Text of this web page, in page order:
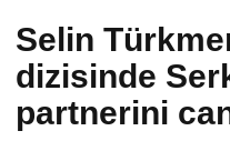
Selin
dizisinde
partnerini